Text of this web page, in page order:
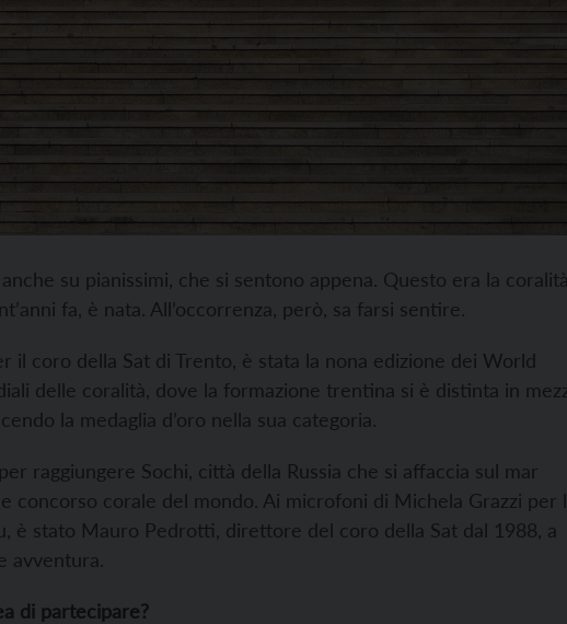
su pianissimi, che si sentono appena. Questo era la coralità
fa, è nata. All’occorrenza, però, sa farsi sentire.
il coro della Sat di Trento, è stata la nona edizione dei World
delle coralità, dove la formazione trentina si è distinta in
la medaglia d’oro nella sua categoria.
raggiungere Sochi, città della Russia che si affaccia sul mar
concorso corale del mondo. Ai microfoni di Michela Grazzi per
è stato Mauro Pedrotti, direttore del coro della Sat dal 1988, a
avventura.
di partecipare?